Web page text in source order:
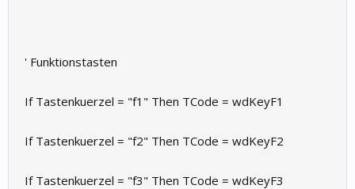
' Funktionstasten
If Tastenkuerzel = "f1" Then TCode = wdKeyF1
If Tastenkuerzel = "f2" Then TCode = wdKeyF2
If Tastenkuerzel = "f3" Then TCode = wdKeyF3